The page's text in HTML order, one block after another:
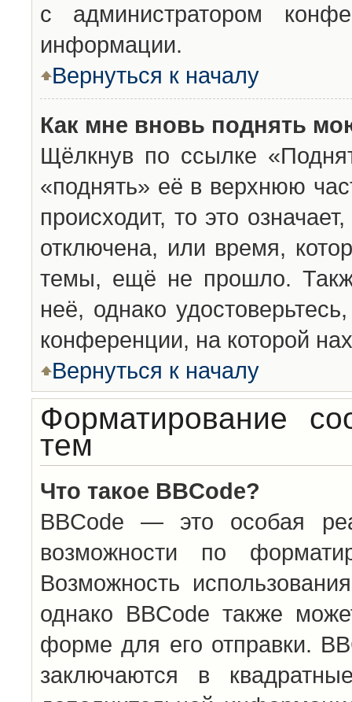
с администратором
информации.
Вернуться к началу
Как мне вновь поднять
Щёлкнув по ссылке
«поднять» её в верхнюю
происходит, то это
отключена, или время,
темы, ещё не прошло.
неё, однако
конференции, на которой
Вернуться к началу
Форматирование
тем
Что такое BBCode?
BBCode — это особая
возможности по
Возможность
однако BBCode также
форме для его отправки.
заключаются в